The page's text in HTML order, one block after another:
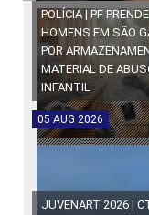
POLÍCIA | PF
HOMENS EM SÃO
POR
MATERIAL DE
INFANTIL
05 AUG 2026
JUVENART 2026 |